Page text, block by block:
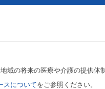
域の将来の医療や介護の提供
スについてをご参照ください。